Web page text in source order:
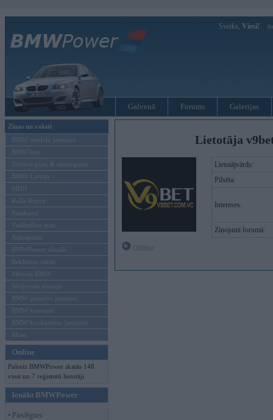
Sveiks, Viesi!
Galvenā Forums Galerijas
Ziņas un raksti
BMW modeļu jaunumi
BMW testi
Tehnoloģijas & sasniegumi
BMW Latvijā
MINI
Rolls-Royce
Pasākumi
Vadāmības tests
Autosports
BMWPower aktuāli
Reklāmas raksti
Mēneša BMW
Sērijveida tūnings
BMW pasaules jaunumi
BMW koncepti
BMW konkurentu jaunumi
Moto
Online
Pašreiz BMWPower skatās 148
viesi un 7 reģistrēti lietotāji.
Ienākt BMWPower
• Pieslēgties
Lietotāja
Lietotājvārds:
Pilsēta:
Intereses:
Ziņojumi forumā: